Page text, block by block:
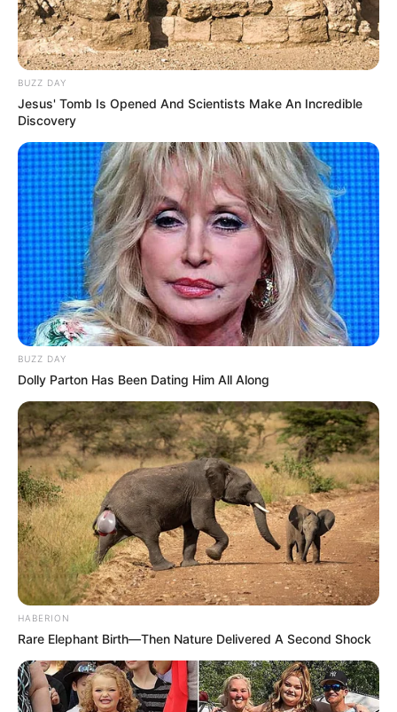
BUZZ DAY
Jesus' Tomb Is Opened And Scientists Make An Incredible
Discovery
BUZZ DAY
Dolly Parton Has Been Dating Him All Along
HABERION
Rare Elephant Birth—Then Nature Delivered A Second Shock